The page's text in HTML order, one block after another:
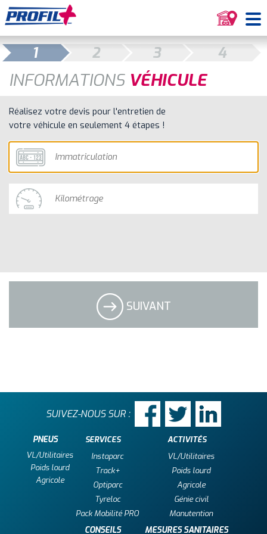
1 2 3 4
INFORMATIONS VÉHICULE
Réalisez votre devis pour l'entretien de
votre véhicule en seulement 4 étapes !
SUIVANT
PNEUS
VL/Utilitaires
Poids lourd
Agricole
SERVICES
Instaparc
Track+
Optiparc
Tyreloc
Pack Mobilité PRO
CONSEILS
ACTIVITÉS
VL/Utilitaires
Poids lourd
Agricole
Génie civil
Manutention
MESURES SANITAIRES
SUIVEZ-NOUS SUR :